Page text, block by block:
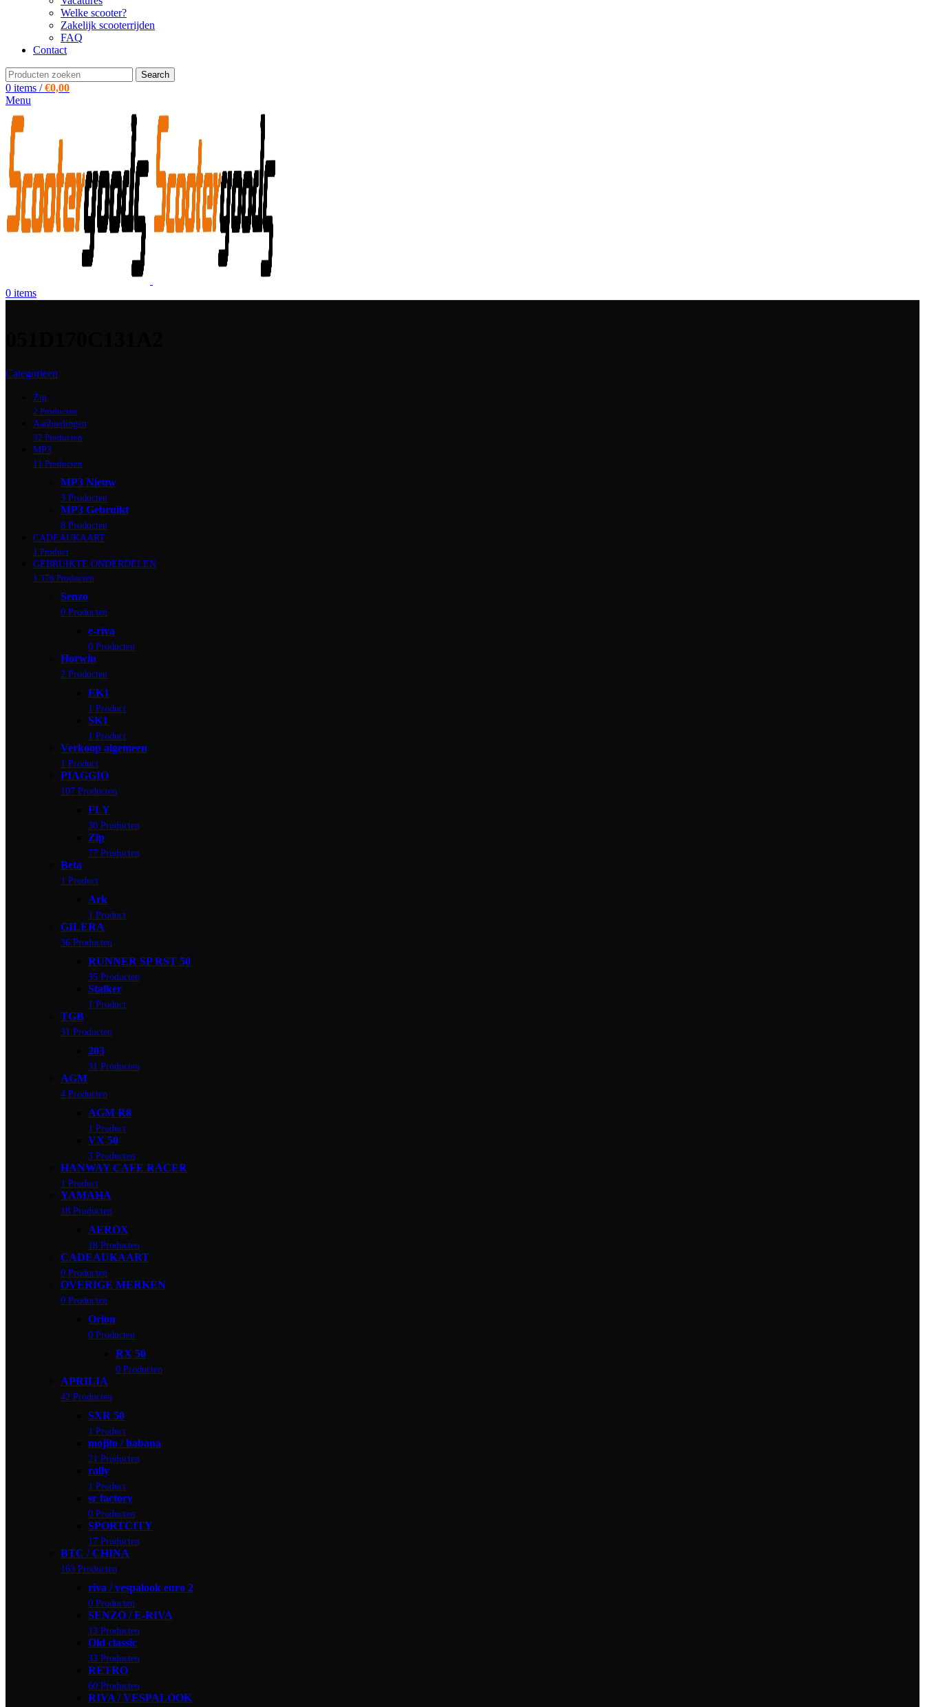
Welke scooter?
Zakelijk scooterrijden
FAQ
Contact
Search
0 items / €0,00
Menu
0 items
Categorieen
Zip
2 Producten
Aanbiedingen
32 Producten
MP3
11 Producten
MP3 Nieuw
3 Producten
MP3 Gebruikt
8 Producten
CADEAUKAART
1 Product
GEBRUIKTE ONDERDELEN
1.376 Producten
Senzo
0 Producten
e-riva
0 Producten
Horwin
2 Producten
EK1
1 Product
SK1
1 Product
Verkoop algemeen
1 Product
PIAGGIO
107 Producten
FLY
30 Producten
Zip
77 Producten
Beta
1 Product
Ark
1 Product
GILERA
36 Producten
RUNNER SP RST 50
35 Producten
Stalker
1 Product
TGB
31 Producten
203
31 Producten
AGM
4 Producten
AGM R8
1 Product
VX 50
3 Producten
HANWAY CAFE RACER
1 Product
YAMAHA
18 Producten
AEROX
18 Producten
CADEAUKAART
0 Producten
OVERIGE MERKEN
0 Producten
Orion
0 Producten
RX 50
0 Producten
APRILIA
42 Producten
SXR 50
1 Product
mojito / habana
21 Producten
rally
1 Product
sr factory
0 Producten
SPORTCITY
17 Producten
BTC / CHINA
163 Producten
riva / vespalook euro 2
0 Producten
SENZO / E-RIVA
13 Producten
Old classic
33 Producten
RETRO
60 Producten
RIVA / VESPALOOK